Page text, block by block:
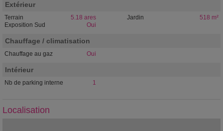
Extérieur
Terrain 5.18 ares Jardin
518 m²
Exposition Sud
Oui
Chauffage / climatisation
Chauffage au gaz Oui
Intérieur
Nb de parking interne 1
Localisation